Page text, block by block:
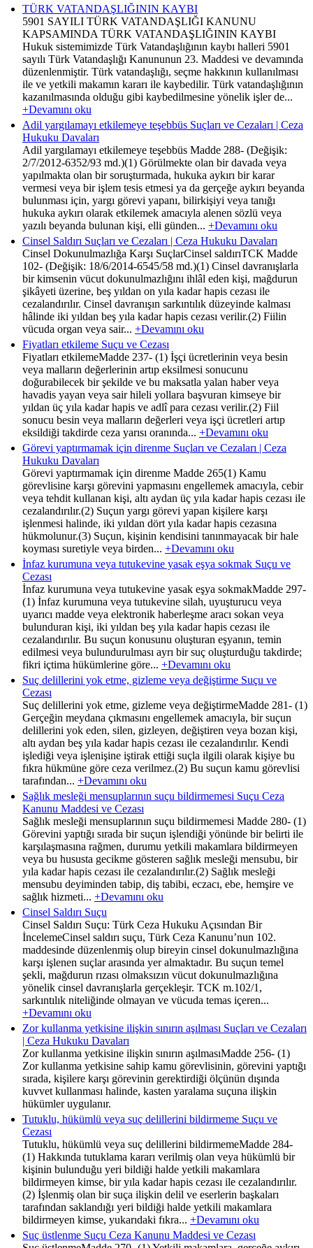
TÜRK VATANDAŞLIĞININ KAYBI
5901 SAYILI TÜRK VATANDAŞLIĞI KANUNU
KAPSAMINDA TÜRK VATANDAŞLIĞININ KAYBI
Hukuk sistemimizde Türk Vatandaşlığının kaybı halleri 5901
sayılı Türk Vatandaşlığı Kanununun 23. Maddesi ve devamında
düzenlenmiştir. Türk vatandaşlığı, seçme hakkının kullanılması
ile ve yetkili makamın kararı ile kaybedilir. Türk vatandaşlığının
kazanılmasında olduğu gibi kaybedilmesine yönelik işler de...
+Devamını oku
Adil yargılamayı etkilemeye teşebbüs Suçları ve Cezaları | Ceza
Hukuku Davaları
Adil yargılamayı etkilemeye teşebbüs Madde 288- (Değişik:
2/7/2012-6352/93 md.)(1) Görülmekte olan bir davada veya
yapılmakta olan bir soruşturmada, hukuka aykırı bir karar
vermesi veya bir işlem tesis etmesi ya da gerçeğe aykırı beyanda
bulunması için, yargı görevi yapanı, bilirkişiyi veya tanığı
hukuka aykırı olarak etkilemek amacıyla alenen sözlü veya
yazılı beyanda bulunan kişi, elli günden... +Devamını oku
Cinsel Saldırı Suçları ve Cezaları | Ceza Hukuku Davaları
Cinsel Dokunulmazlığa Karşı SuçlarCinsel saldırıTCK Madde
102- (Değişik: 18/6/2014-6545/58 md.)(1) Cinsel davranışlarla
bir kimsenin vücut dokunulmazlığını ihlâl eden kişi, mağdurun
şikâyeti üzerine, beş yıldan on yıla kadar hapis cezası ile
cezalandırılır. Cinsel davranışın sarkıntılık düzeyinde kalması
hâlinde iki yıldan beş yıla kadar hapis cezası verilir.(2) Fiilin
vücuda organ veya sair... +Devamını oku
Fiyatları etkileme Suçu ve Cezası
Fiyatları etkilemeMadde 237- (1) İşçi ücretlerinin veya besin
veya malların değerlerinin artıp eksilmesi sonucunu
doğurabilecek bir şekilde ve bu maksatla yalan haber veya
havadis yayan veya sair hileli yollara başvuran kimseye bir
yıldan üç yıla kadar hapis ve adlî para cezası verilir.(2) Fiil
sonucu besin veya malların değerleri veya işçi ücretleri artıp
eksildiği takdirde ceza yarısı oranında... +Devamını oku
Görevi yaptırmamak için direnme Suçları ve Cezaları | Ceza
Hukuku Davaları
Görevi yaptırmamak için direnme Madde 265(1) Kamu
görevlisine karşı görevini yapmasını engellemek amacıyla, cebir
veya tehdit kullanan kişi, altı aydan üç yıla kadar hapis cezası ile
cezalandırılır.(2) Suçun yargı görevi yapan kişilere karşı
işlenmesi halinde, iki yıldan dört yıla kadar hapis cezasına
hükmolunur.(3) Suçun, kişinin kendisini tanınmayacak bir hale
koyması suretiyle veya birden... +Devamını oku
İnfaz kurumuna veya tutukevine yasak eşya sokmak Suçu ve
Cezası
İnfaz kurumuna veya tutukevine yasak eşya sokmakMadde 297-
(1) İnfaz kurumuna veya tutukevine silah, uyuşturucu veya
uyarıcı madde veya elektronik haberleşme aracı sokan veya
bulunduran kişi, iki yıldan beş yıla kadar hapis cezası ile
cezalandırılır. Bu suçun konusunu oluşturan eşyanın, temin
edilmesi veya bulundurulması ayrı bir suç oluşturduğu takdirde;
fikri içtima hükümlerine göre... +Devamını oku
Suç delillerini yok etme, gizleme veya değiştirme Suçu ve
Cezası
Suç delillerini yok etme, gizleme veya değiştirmeMadde 281- (1)
Gerçeğin meydana çıkmasını engellemek amacıyla, bir suçun
delillerini yok eden, silen, gizleyen, değiştiren veya bozan kişi,
altı aydan beş yıla kadar hapis cezası ile cezalandırılır. Kendi
işlediği veya işlenişine iştirak ettiği suçla ilgili olarak kişiye bu
fıkra hükmüne göre ceza verilmez.(2) Bu suçun kamu görevlisi
tarafından... +Devamını oku
Sağlık mesleği mensuplarının suçu bildirmemesi Suçu Ceza
Kanunu Maddesi ve Cezası
Sağlık mesleği mensuplarının suçu bildirmemesi Madde 280- (1)
Görevini yaptığı sırada bir suçun işlendiği yönünde bir belirti ile
karşılaşmasına rağmen, durumu yetkili makamlara bildirmeyen
veya bu hususta gecikme gösteren sağlık mesleği mensubu, bir
yıla kadar hapis cezası ile cezalandırılır.(2) Sağlık mesleği
mensubu deyiminden tabip, diş tabibi, eczacı, ebe, hemşire ve
sağlık hizmeti... +Devamını oku
Cinsel Saldırı Suçu
Cinsel Saldırı Suçu: Türk Ceza Hukuku Açısından Bir
İncelemeCinsel saldırı suçu, Türk Ceza Kanunu’nun 102.
maddesinde düzenlenmiş olup bireyin cinsel dokunulmazlığına
karşı işlenen suçlar arasında yer almaktadır. Bu suçun temel
şekli, mağdurun rızası olmaksızın vücut dokunulmazlığına
yönelik cinsel davranışlarla gerçekleşir. TCK m.102/1,
sarkıntılık niteliğinde olmayan ve vücuda temas içeren...
+Devamını oku
Zor kullanma yetkisine ilişkin sınırın aşılması Suçları ve Cezaları
| Ceza Hukuku Davaları
Zor kullanma yetkisine ilişkin sınırın aşılmasıMadde 256- (1)
Zor kullanma yetkisine sahip kamu görevlisinin, görevini yaptığı
sırada, kişilere karşı görevinin gerektirdiği ölçünün dışında
kuvvet kullanması halinde, kasten yaralama suçuna ilişkin
hükümler uygulanır.
Tutuklu, hükümlü veya suç delillerini bildirmeme Suçu ve
Cezası
Tutuklu, hükümlü veya suç delillerini bildirmemeMadde 284-
(1) Hakkında tutuklama kararı verilmiş olan veya hükümlü bir
kişinin bulunduğu yeri bildiği halde yetkili makamlara
bildirmeyen kimse, bir yıla kadar hapis cezası ile cezalandırılır.
(2) İşlenmiş olan bir suça ilişkin delil ve eserlerin başkaları
tarafından saklandığı yeri bildiği halde yetkili makamlara
bildirmeyen kimse, yukarıdaki fıkra... +Devamını oku
Suç üstlenme Suçu Ceza Kanunu Maddesi ve Cezası